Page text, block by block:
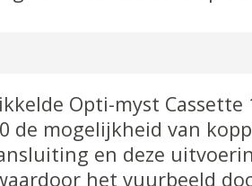
Opti-myst
de mogelijkheid van
en deze
het vuurbeeld